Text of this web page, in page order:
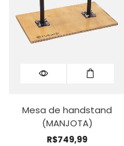
Mesa de handstand
(MANJOTA)
R$749,99